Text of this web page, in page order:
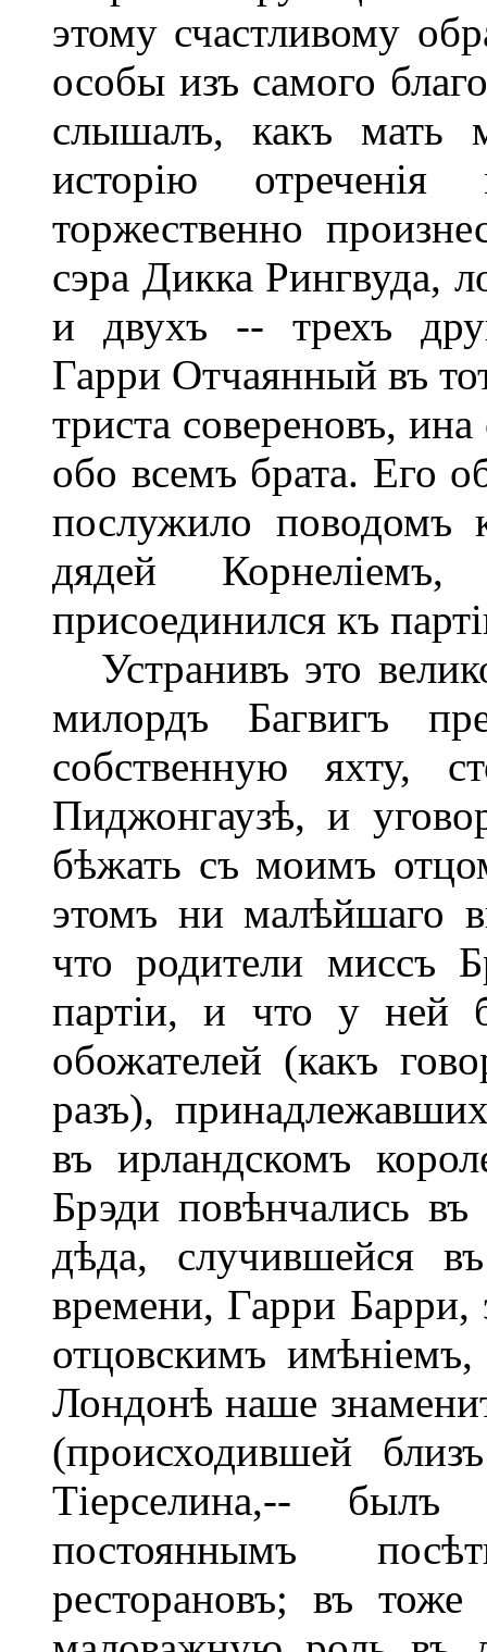
этому счастливому
особы изъ самого
слышалъ, какъ мать
исторію
торжественно
сэра Дикка Рингвуда,
и двухъ -- трехъ
Гарри Отчаянный въ
триста совереновъ,
обо всемъ брата. Его
послужило
дядей
присоединился къ
Устранивъ это
милордъ Багвигъ
собственную яхту,
Пиджонгаузѣ, и
бѣжать съ моимъ
этомъ ни малѣйшаго
что родители миссъ
партіи, и что у ней
обожателей (какъ
разъ),
въ ирландскомъ
Брэди повѣнчались
дѣда, случившейся
времени, Гарри Барри,
отцовскимъ
Лондонѣ наше
(происходившей
Тіерселина,--
постояннымъ
ресторановъ; въ